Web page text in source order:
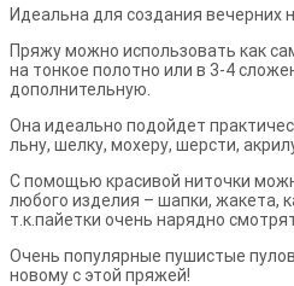
Идеальна для создания вечерних
Пряжу можно использовать как
на тонкое полотно или в 3-4
дополнительную.
Она идеально подойдет
льну, шелку, мохеру, шерсти,
С помощью красивой ниточки
любого изделия – шапки, жакета,
т.к.пайетки очень нарядно
Очень популярные пушистые
новому с этой пряжей!